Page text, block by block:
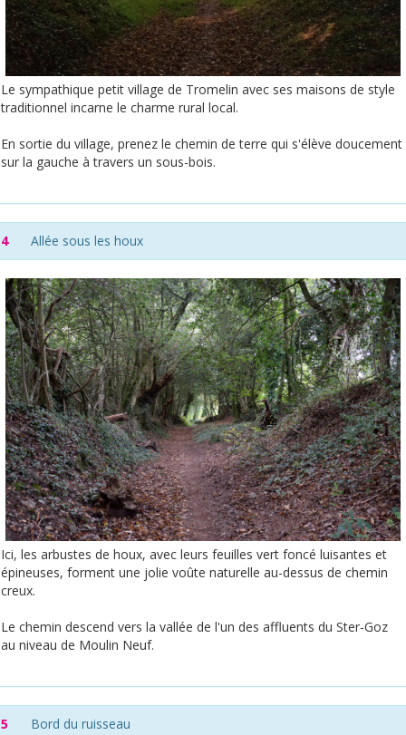
Le sympathique petit village de Tromelin avec ses maisons de style
traditionnel incarne le charme rural local.
En sortie du village, prenez le chemin de terre qui s'élève doucement
sur la gauche à travers un sous-bois.
4 Allée sous les houx
Ici, les arbustes de houx, avec leurs feuilles vert foncé luisantes et
épineuses, forment une jolie voûte naturelle au-dessus de chemin
creux.
Le chemin descend vers la vallée de l'un des affluents du Ster-Goz
au niveau de Moulin Neuf.
5 Bord du ruisseau